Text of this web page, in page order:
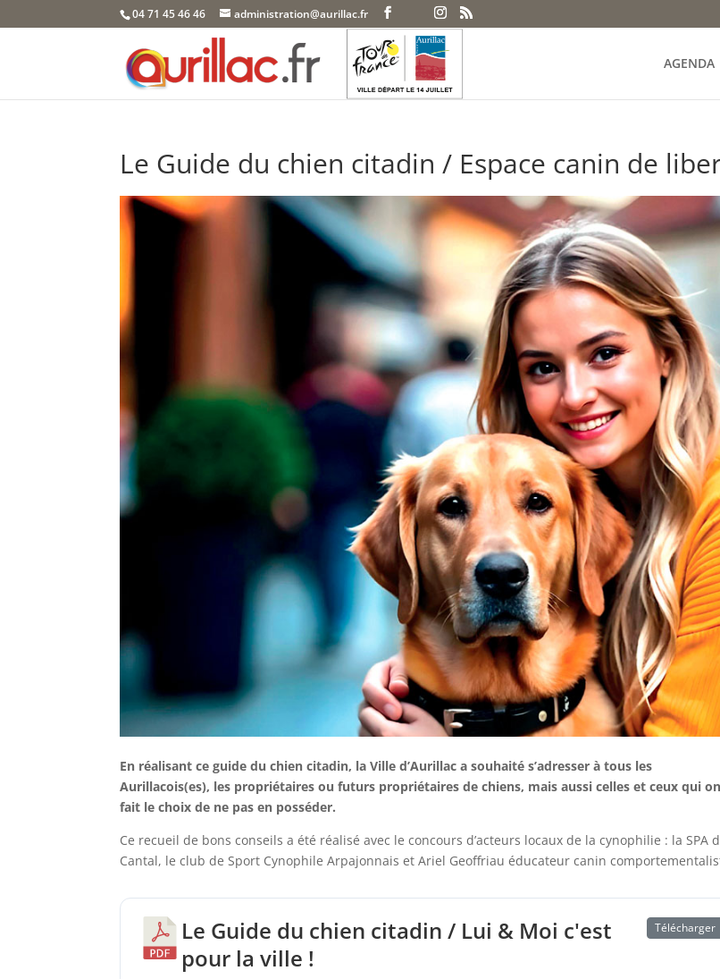
04 71 45 46 46 administration@aurillac.fr
AGENDA
Le Guide du chien citadin / Espace canin de
En réalisant ce guide du chien citadin, la Ville d’Aurillac a souhaité s’adresser à tous les
Aurillacois(es), les propriétaires ou futurs propriétaires de chiens, mais aussi celles et ceux qui
fait le choix de ne pas en posséder.
Ce recueil de bons conseils a été réalisé avec le concours d’acteurs locaux de la cynophilie : la SPA
Cantal, le club de Sport Cynophile Arpajonnais et Ariel Geoffriau éducateur canin
Le Guide du chien citadin / Lui & Moi c'est
pour la ville !
Télécharger